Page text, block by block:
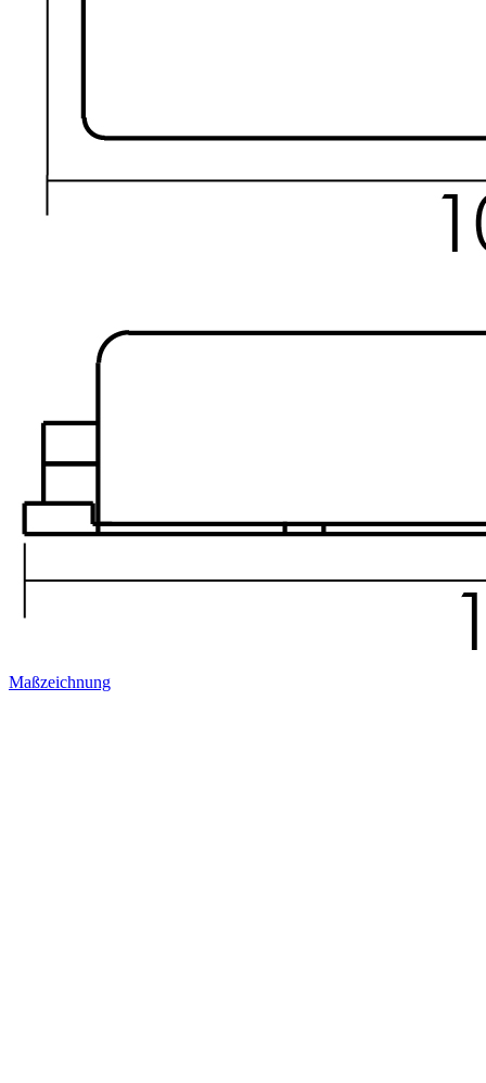
Maßzeichnung